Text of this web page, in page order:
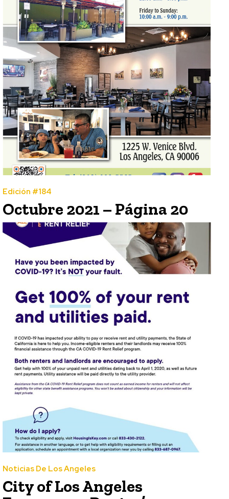
Edición #184
Octubre 2021 – Página 20
Noticias De Los Angeles
City of Los Angeles